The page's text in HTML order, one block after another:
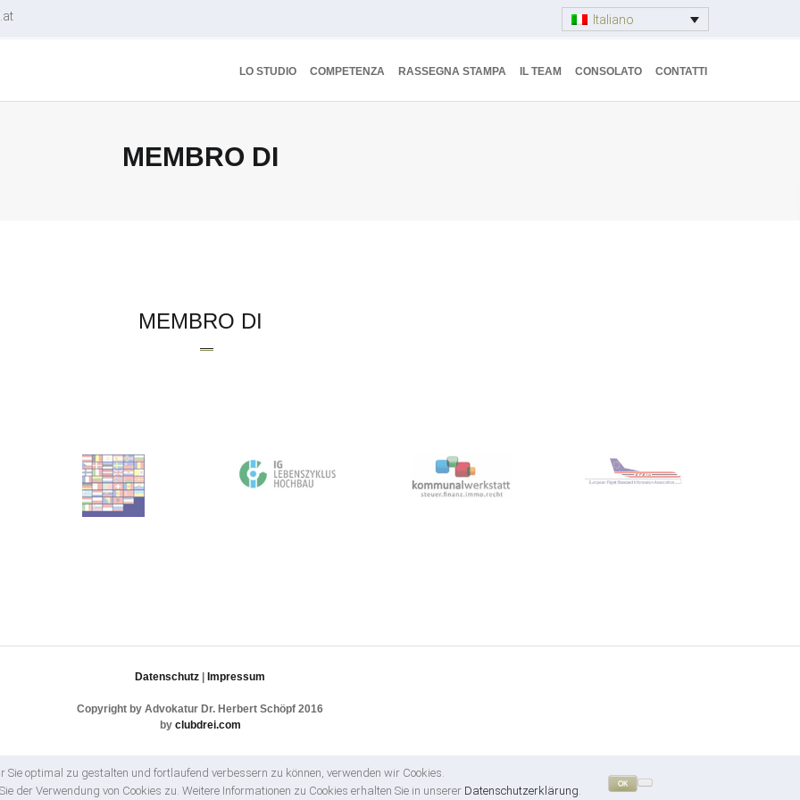
Italiano
LO STUDIO COMPETENZA RASSEGNA STAMPA IL TEAM CONSOLATO CONTATTI
MEMBRO DI
MEMBRO DI
Datenschutz Impressum
Copyright by Advokatur Dr. Herbert Schöpf 2016
by clubdrei.com
Sie optimal zu gestalten und fortlaufend verbessern zu können, verwenden wir Cookies.
der Verwendung von Cookies zu. Weitere Informationen zu Cookies erhalten Sie in unserer Datenschutzerklärung.
OK